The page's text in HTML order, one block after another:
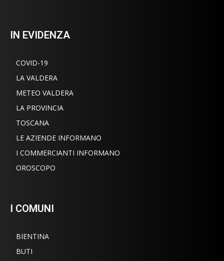
IN EVIDENZA
COVID-19
LA VALDERA
METEO VALDERA
LA PROVINCIA
TOSCANA
LE AZIENDE INFORMANO
I COMMERCIANTI INFORMANO
OROSCOPO
I COMUNI
BIENTINA
BUTI